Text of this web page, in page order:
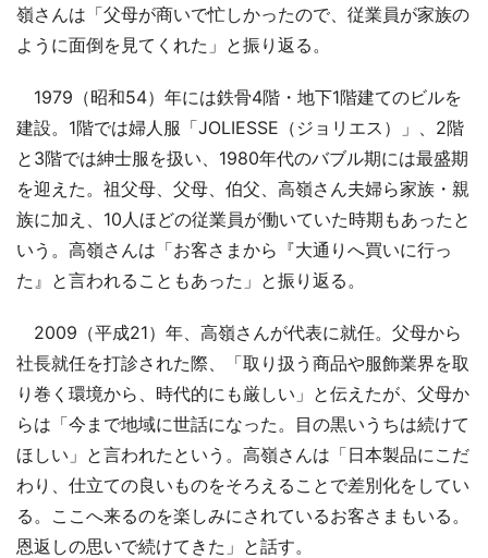
嶺さんは「父母が商いで忙しかったので、従業員が家族の
ように面倒を見てくれた」と振り返る。
1979（昭和54）年には鉄骨4階・地下1階建てのビルを
建設。1階では婦人服「JOLIESSE（ジョリエス）」、2階
と3階では紳士服を扱い、1980年代のバブル期には最盛期
を迎えた。祖父母、父母、伯父、高嶺さん夫婦ら家族・親
族に加え、10人ほどの従業員が働いていた時期もあったと
いう。高嶺さんは「お客さまから『大通りへ買いに行っ
た』と言われることもあった」と振り返る。
2009（平成21）年、高嶺さんが代表に就任。父母から
社長就任を打診された際、「取り扱う商品や服飾業界を取
り巻く環境から、時代的にも厳しい」と伝えたが、父母か
らは「今まで地域に世話になった。目の黒いうちは続けて
ほしい」と言われたという。高嶺さんは「日本製品にこだ
わり、仕立ての良いものをそろえることで差別化をしてい
る。ここへ来るのを楽しみにされているお客さまもいる。
恩返しの思いで続けてきた」と話す。